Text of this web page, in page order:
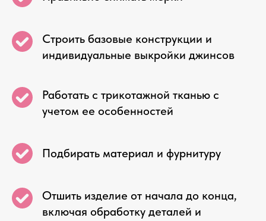
Строить базовые конструкции и
индивидуальные выкройки джинсов
Работать с трикотажной тканью с
учетом ее особенностей
Подбирать материал и фурнитуру
Отшить изделие от начала до конца,
включая обработку деталей и